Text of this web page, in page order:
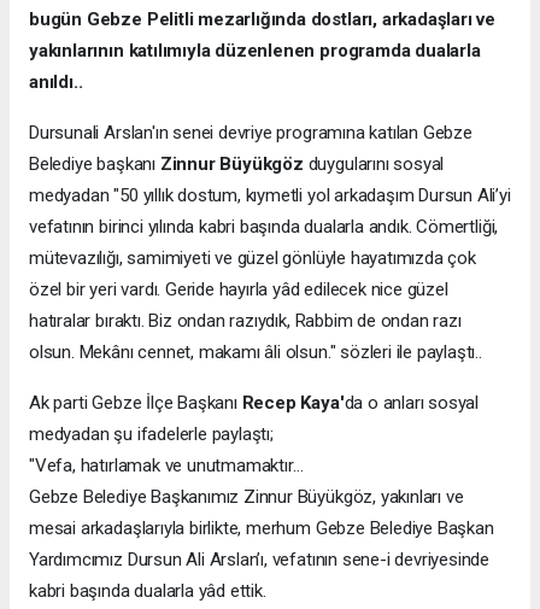
bugün Gebze Pelitli mezarlığında dostları, arkadaşları ve
yakınlarının katılımıyla düzenlenen programda dualarla
anıldı..
Dursunali Arslan'ın senei devriye programına katılan Gebze
Belediye başkanı Zinnur Büyükgöz duygularını sosyal
medyadan "50 yıllık dostum, kıymetli yol arkadaşım Dursun Ali’yi
vefatının birinci yılında kabri başında dualarla andık. Cömertliği,
mütevazılığı, samimiyeti ve güzel gönlüyle hayatımızda çok
özel bir yeri vardı. Geride hayırla yâd edilecek nice güzel
hatıralar bıraktı. Biz ondan razıydık, Rabbim de ondan razı
olsun. Mekânı cennet, makamı âli olsun." sözleri ile paylaştı..
Ak parti Gebze İlçe Başkanı Recep Kaya'da o anları sosyal
medyadan şu ifadelerle paylaştı;
"Vefa, hatırlamak ve unutmamaktır…
Gebze Belediye Başkanımız Zinnur Büyükgöz, yakınları ve
mesai arkadaşlarıyla birlikte, merhum Gebze Belediye Başkan
Yardımcımız Dursun Ali Arslan’ı, vefatının sene-i devriyesinde
kabri başında dualarla yâd ettik.